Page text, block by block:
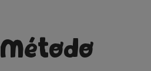
Método